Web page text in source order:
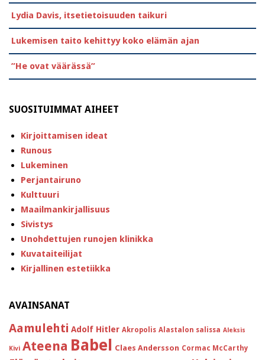
Lydia Davis, itsetietoisuuden taikuri
Lukemisen taito kehittyy koko elämän ajan
”He ovat väärässä”
SUOSITUIMMAT AIHEET
Kirjoittamisen ideat
Runous
Lukeminen
Perjantairuno
Kulttuuri
Maailmankirjallisuus
Sivistys
Unohdettujen runojen klinikka
Kuvataiteilijat
Kirjallinen estetiikka
AVAINSANAT
Aamulehti Adolf Hitler Akropolis Alastalon salissa Aleksis
Kivi Ateena Babel Claes Andersson Cormac McCarthy